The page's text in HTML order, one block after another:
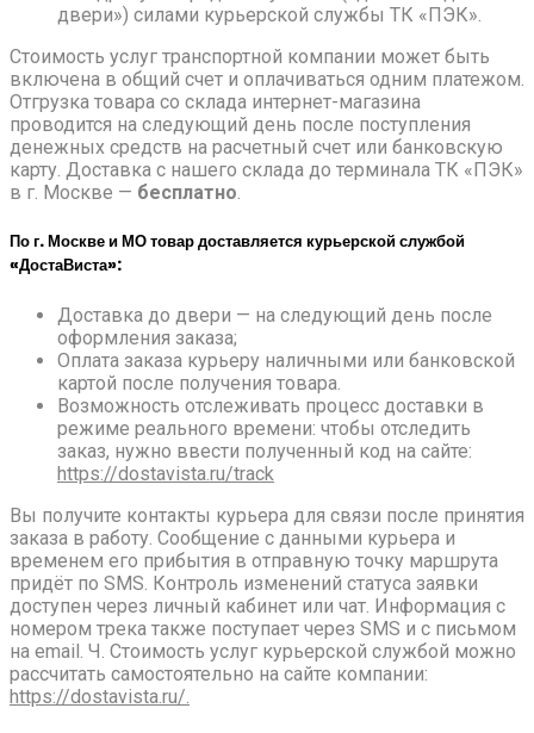
двери») силами курьерской службы ТК «ПЭК».
Стоимость услуг транспортной компании может быть
включена в общий счет и оплачиваться одним платежом.
Отгрузка товара со склада интернет-магазина
проводится на следующий день после поступления
денежных средств на расчетный счет или банковскую
карту. Доставка с нашего склада до терминала ТК «ПЭК»
в г. Москве — бесплатно.
По г. Москве и МО товар доставляется курьерской службой
«ДостаВиста»:
Доставка до двери — на следующий день после
оформления заказа;
Оплата заказа курьеру наличными или банковской
картой после получения товара.
Возможность отслеживать процесс доставки в
режиме реального времени: чтобы отследить
заказ, нужно ввести полученный код на сайте:
https://dostavista.ru/track
Вы получите контакты курьера для связи после принятия
заказа в работу. Сообщение с данными курьера и
временем его прибытия в отправную точку маршрута
придёт по SMS. Контроль изменений статуса заявки
доступен через личный кабинет или чат. Информация с
номером трека также поступает через SMS и с письмом
на email. Ч. Стоимость услуг курьерской службой можно
рассчитать самостоятельно на сайте компании:
https://dostavista.ru/.